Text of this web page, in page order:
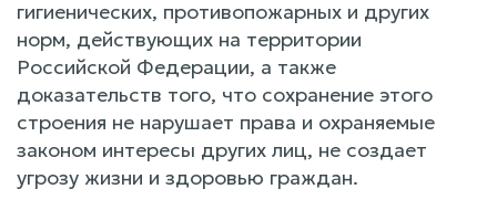
гигиенических, противопожарных и других
норм, действующих на территории
Российской Федерации, а также
доказательств того, что сохранение этого
строения не нарушает права и охраняемые
законом интересы других лиц, не создает
угрозу жизни и здоровью граждан.